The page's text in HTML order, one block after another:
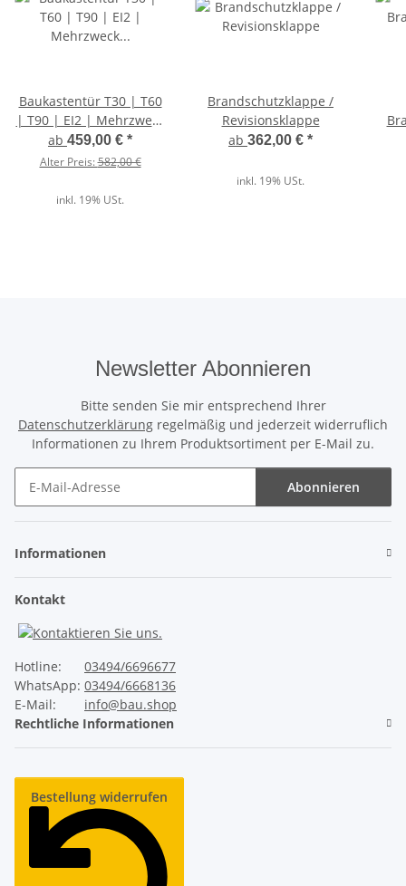
Baukastentür T30 | T60
| T90 | EI2 | Mehrzweck
Stahltür Profi
ab 459,00 € *
Alter Preis:582,00 €
inkl. 19% USt.
Brandschutzklappe /
Revisionsklappe
ab 362,00 € *
inkl. 19% USt.
Newsletter Abonnieren
Bitte senden Sie mir entsprechend Ihrer
Datenschutzerklärung regelmäßig und jederzeit widerruflich
Informationen zu Ihrem Produktsortiment per E-Mail zu.
Abonnieren
Informationen
Kontakt
Hotline:
03494/6696677
WhatsApp: 03494/6668136
E-Mail:
info@bau.shop
Rechtliche Informationen
Bestellung widerrufen